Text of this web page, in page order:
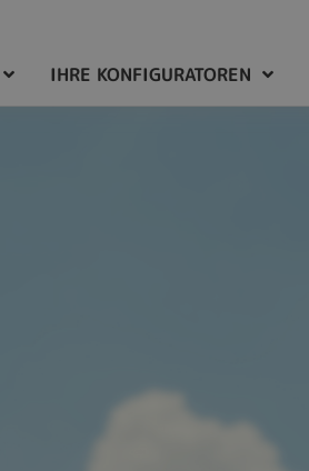
IHRE KONFIGURATOREN